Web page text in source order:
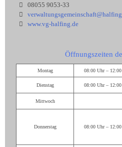
08055 9053-33
www.vg-halfing.de
Öffnungszeiten
Montag 08:00 Uhr –
Dienstag 08:00 Uhr –
Mittwoch
Donnerstag 08:00 Uhr –